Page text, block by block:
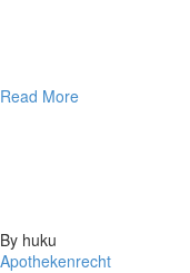
Read More
By huku
Apothekenrecht